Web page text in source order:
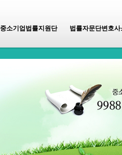
중소기업법률지원단 법률자문단변호사